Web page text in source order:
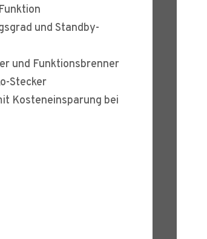
und Standby-
und Funktionsbrenner
Stecker
Kosteneinsparung bei